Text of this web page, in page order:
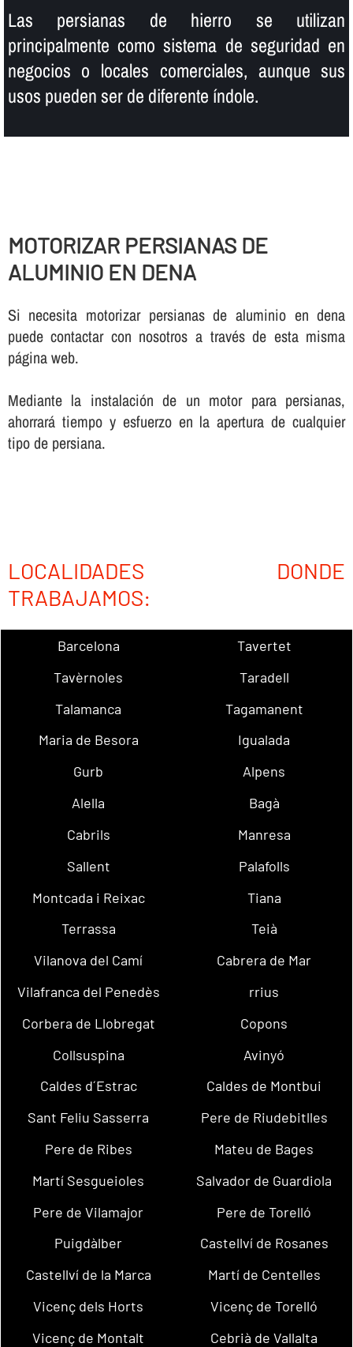
Las persianas de hierro se utilizan
principalmente como sistema de seguridad en
negocios o locales comerciales, aunque sus
usos pueden ser de diferente í­ndole.
MOTORIZAR PERSIANAS DE
ALUMINIO EN DENA
Si necesita motorizar persianas de aluminio en dena
puede contactar con nosotros a través de esta misma
página web.
Mediante la instalación de un motor para persianas,
ahorrará tiempo y esfuerzo en la apertura de cualquier
tipo de persiana.
LOCALIDADES DONDE
TRABAJAMOS:
Barcelona
Tavertet
Tavèrnoles
Taradell
Talamanca
Tagamanent
Maria de Besora
Igualada
Gurb
Alpens
Alella
Bagà
Cabrils
Manresa
Sallent
Palafolls
Montcada i Reixac
Tiana
Terrassa
Teià
Vilanova del Camí
Cabrera de Mar
Vilafranca del Penedès
rrius
Corbera de Llobregat
Copons
Collsuspina
Avinyó
Caldes d´Estrac
Caldes de Montbui
Sant Feliu Sasserra
Pere de Riudebitlles
Pere de Ribes
Mateu de Bages
Martí Sesgueioles
Salvador de Guardiola
Pere de Vilamajor
Pere de Torelló
Puigdàlber
Castellví de Rosanes
Castellví de la Marca
Martí de Centelles
Vicenç dels Horts
Vicenç de Torelló
Vicenç de Montalt
Cebrià de Vallalta